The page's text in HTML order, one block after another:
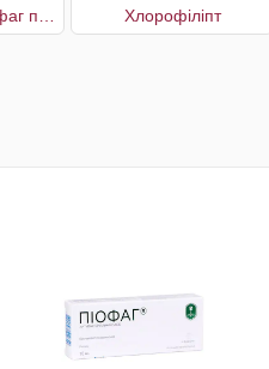
Хлорофіліпт